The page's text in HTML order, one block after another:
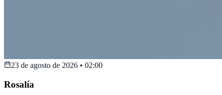
23 de agosto de 2026 • 02:00
Rosalía